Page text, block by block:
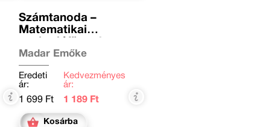
Számtanoda –
Matematikai
osztályosoknak
Madar Emőke
Eredeti
ár:
1 699 Ft
Kedvezményes
ár:
1 189 Ft
Kosárba